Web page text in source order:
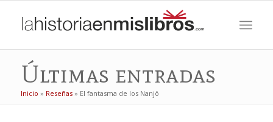
Últimas entradas
Inicio » Reseñas» El fantasma de los Nanjô